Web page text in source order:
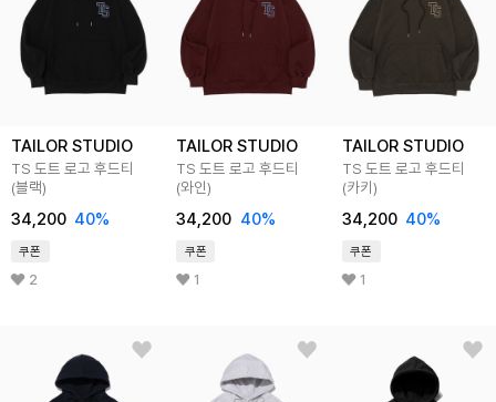
TAILOR STUDIO
TS 도트 로고 후드티
(블랙)
34,200 40%
쿠폰
2
TAILOR STUDIO
TS 도트 로고 후드티
(와인)
34,200 40%
쿠폰
1
TAILOR STUDIO
TS 도트 로고 후드티
(카키)
34,200 40%
쿠폰
1